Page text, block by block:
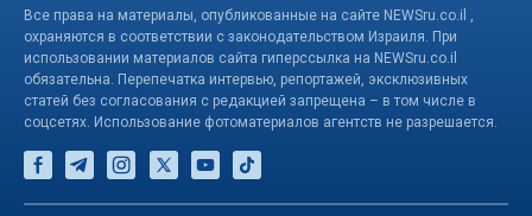
Все права на материалы, опубликованные на сайте NEWSru.co.il ,
охраняются в соответствии с законодательством Израиля. При
использовании материалов сайта гиперссылка на NEWSru.co.il
обязательна. Перепечатка интервью, репортажей, эксклюзивных
статей без согласования с редакцией запрещена – в том числе в
соцсетях. Использование фотоматериалов агентств не разрешается.